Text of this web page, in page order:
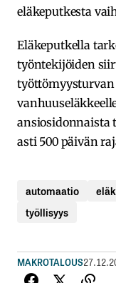
eläkeputkesta
Eläkeputkella
työntekijöiden
ansiosidonnaista
asti 500 päivän
automaatio
työllisyys
MAKROTALOUS